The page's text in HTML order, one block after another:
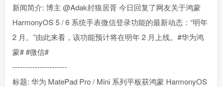
新闻简介: 博主 @Adak封狼居胥 今日回复了网友关于鸿蒙
HarmonyOS 5 / 6 系统手表微信登录功能的最新动态：“明年
2 月。”由此来看，该功能预计将在明年 2 月上线。#华为鸿
蒙# #微信#
----------------------
标题: 华为 MatePad Pro / Mini 系列平板获鸿蒙 HarmonyOS